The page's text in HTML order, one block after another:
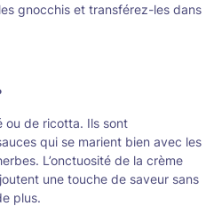
gnocchis et transférez-les dans
ou de ricotta. Ils sont
qui se marient bien avec les
L’onctuosité de la crème
une touche de saveur sans
plus.